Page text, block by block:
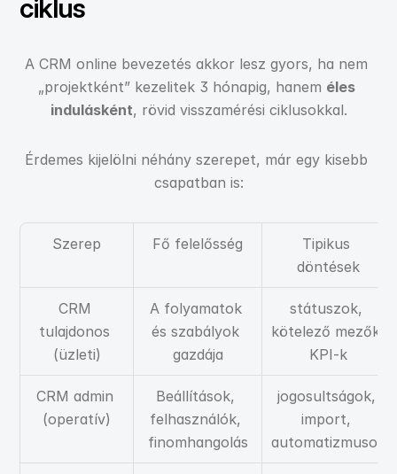
ciklus
A CRM online bevezetés akkor lesz gyors, ha nem
„projektként” kezelitek 3 hónapig, hanem éles
indulásként, rövid visszamérési ciklusokkal.
Érdemes kijelölni néhány szerepet, már egy kisebb
csapatban is:
Szerep Fő felelősség
Tipikus
döntések
CRM
tulajdonos
(üzleti)
A folyamatok
és szabályok
gazdája
státuszok,
kötelező mezők,
KPI-k
CRM admin
(operatív)
Beállítások,
felhasználók,
finomhangolás
jogosultságok,
import,
automatizmusok